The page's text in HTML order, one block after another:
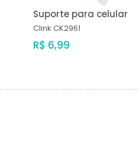
Suporte para celular
Clink CK2961
R$ 6,99